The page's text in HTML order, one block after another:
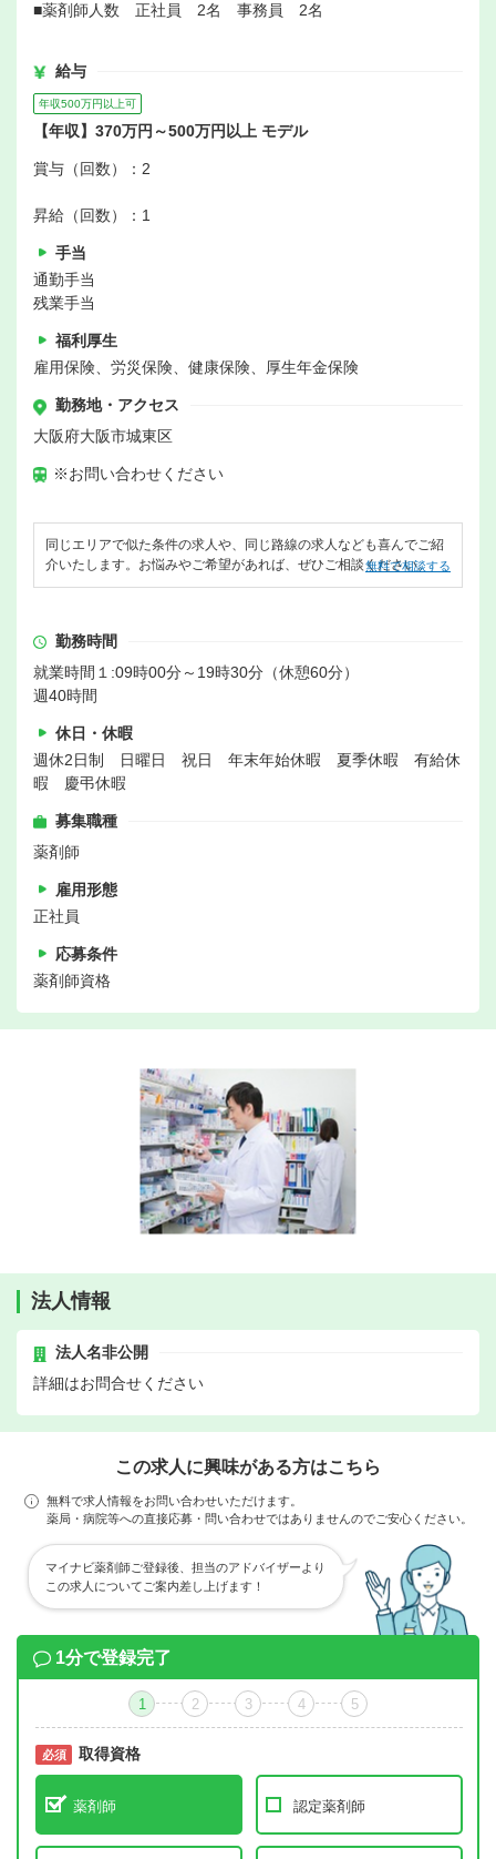
■薬剤師人数 正社員 2名 事務員 2名
給与
年収500万円以上可
【年収】370万円～500万円以上 モデル
賞与（回数）：2
昇給（回数）：1
手当
通勤手当
残業手当
福利厚生
雇用保険、労災保険、健康保険、厚生年金保険
勤務地・アクセス
大阪府大阪市城東区
※お問い合わせください
同じエリアで似た条件の求人や、同じ路線の求人なども喜んでご紹
介いたします。お悩みやご希望があれば、ぜひご相談ください。
無料で相談する
勤務時間
就業時間１:09時00分～19時30分（休憩60分）
週40時間
休日・休暇
週休2日制 日曜日 祝日 年末年始休暇 夏季休暇 有給休
暇 慶弔休暇
募集職種
薬剤師
雇用形態
正社員
応募条件
薬剤師資格
法人情報
法人名非公開
詳細はお問合せください
この求人に興味がある方はこちら
無料で求人情報をお問い合わせいただけます。
薬局・病院等への直接応募・問い合わせではありませんのでご安心ください。
マイナビ薬剤師ご登録後、担当のアドバイザーより
この求人についてご案内差し上げます！
1分で登録完了
1 2 3 4 5
必須 取得資格
薬剤師 認定薬剤師